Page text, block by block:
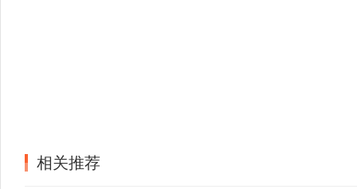
相关推荐